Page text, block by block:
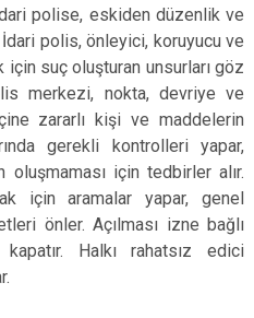
polise, eskiden düzenlik ve
polis, önleyici, koruyucu ve
suç oluşturan unsurları göz
merkezi, nokta, devriye ve
zararlı kişi ve maddelerin
gerekli kontrolleri yapar,
oluşmaması için tedbirler alır.
için aramalar yapar, genel
önler. Açılması izne bağlı
Halkı rahatsız edici